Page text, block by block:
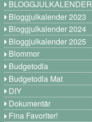
BLOGGJULKALENDER
Bloggjulkalender 2023
Bloggjulkalender 2024
Bloggjulkalender 2025
Blommor
Budgetodla
Budgetodla Mat
DIY
Dokumentär
Fina Favoriter!